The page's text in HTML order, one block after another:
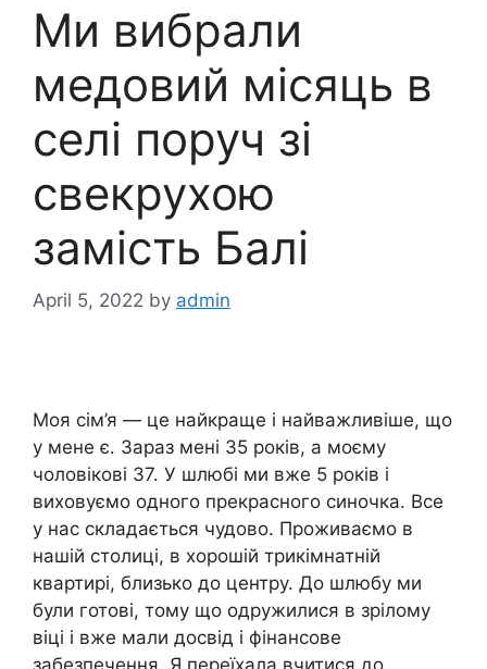
Ми вибрали
медовий місяць в
селі поруч зі
свекрухою
замість Балі
April 5, 2022 by admin
Моя сім’я — це найкраще і найважливіше, що
у мене є. Зараз мені 35 років, а моєму
чоловікові 37. У шлюбі ми вже 5 років і
виховуємо одного прекрасного синочка. Все
у нас складається чудово. Проживаємо в
нашій столиці, в хорошій трикімнатній
квартирі, близько до центру. До шлюбу ми
були готові, тому що одружилися в зрілому
віці і вже мали досвід і фінансове